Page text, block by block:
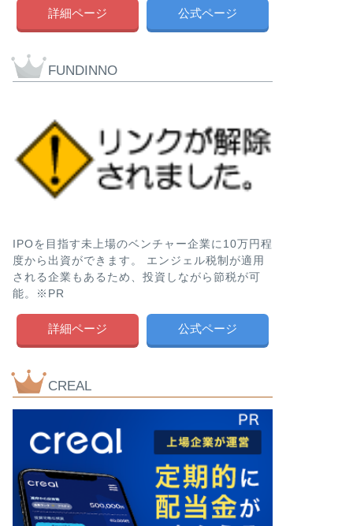
詳細ページ 公式ページ
FUNDINNO
IPOを目指す未上場のベンチャー企業に10万円程
度から出資ができます。 エンジェル税制が適用
される企業もあるため、投資しながら節税が可
能。※PR
詳細ページ 公式ページ
CREAL